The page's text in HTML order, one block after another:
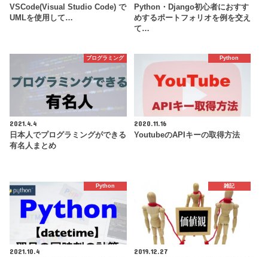
VSCode(Visual Studio Code) で
UMLを使用して…
Python・Django初心者におすす
めするポートフォリオを例を交え
て…
プログラミング
2021.4.4
日本人でプログラミングができる
有名人まとめ
Python
2020.11.16
YoutubeのAPIキーの取得方法
Python
2021.10.4
雑記
2019.12.27